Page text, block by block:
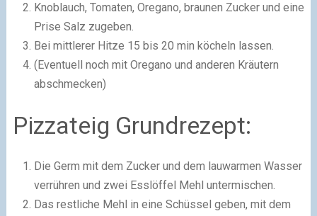
Knoblauch, Tomaten, Oregano, braunen Zucker und eine
Prise Salz zugeben.
Bei mittlerer Hitze 15 bis 20 min köcheln lassen.
(Eventuell noch mit Oregano und anderen Kräutern
abschmecken)
Pizzateig Grundrezept:
Die Germ mit dem Zucker und dem lauwarmen Wasser
verrühren und zwei Esslöffel Mehl untermischen.
Das restliche Mehl in eine Schüssel geben, mit dem